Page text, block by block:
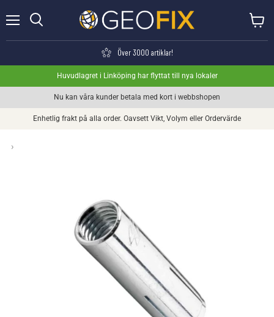
Över 3000 artiklar!
Huvudlagret i Linköping har flyttat till nya lokaler
Nu kan våra kunder betala med kort i webbshopen
Enhetlig frakt på alla order. Oavsett Vikt, Volym eller Ordervärde
›